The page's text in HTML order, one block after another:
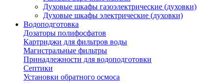
Духовые шкафы газоэлектрические (духовки)
Духовые шкафы электрические (духовки)
Водоподготовка
Дозаторы полифосфатов
Картриджи для фильтров воды
Магистральные фильтры
Принадлежности для водоподготовки
Септики
Установки обратного осмоса